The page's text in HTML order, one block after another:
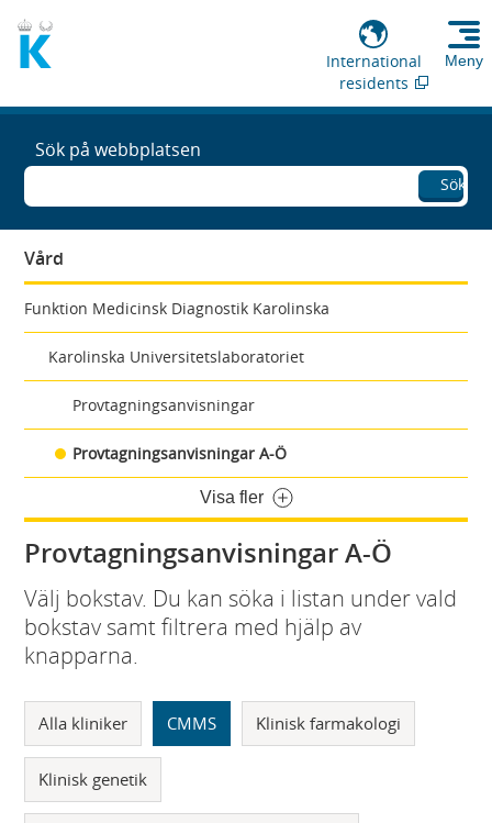
International
residents
Meny
Sök på webbplatsen
Sök
Vård
Funktion Medicinsk Diagnostik Karolinska
Karolinska Universitetslaboratoriet
Provtagningsanvisningar
Provtagningsanvisningar A-Ö
Visa fler
Provtagningsanvisningar A-Ö
Välj bokstav. Du kan söka i listan under vald
bokstav samt filtrera med hjälp av
knapparna.
Alla kliniker CMMS Klinisk farmakologi
Klinisk genetik